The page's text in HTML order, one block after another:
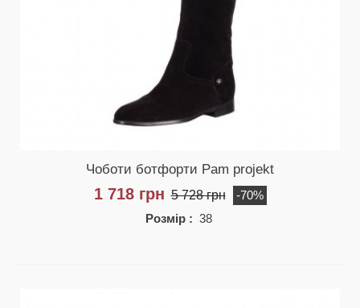
Чоботи ботфорти Pam projekt
1 718 грн 5 728 грн
-70%
Розмір : 38